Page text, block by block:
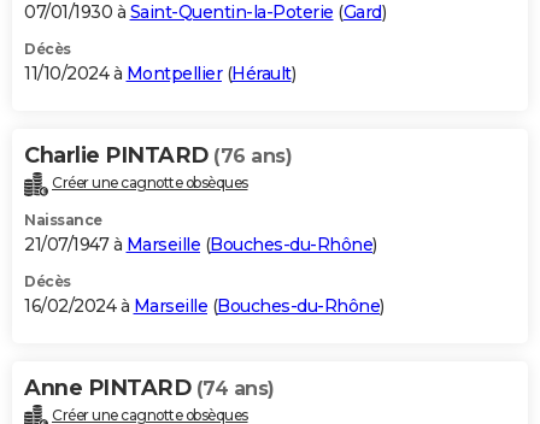
07/01/1930 à Saint-Quentin-la-Poterie (Gard)
Décès
11/10/2024 à Montpellier(Hérault)
Charlie PINTARD (76 ans)
Créer une cagnotte obsèques
Naissance
21/07/1947 à Marseille (Bouches-du-Rhône)
Décès
16/02/2024 à Marseille (Bouches-du-Rhône)
Anne PINTARD (74 ans)
Créer une cagnotte obsèques